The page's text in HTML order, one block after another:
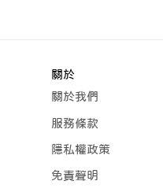
關於
關於我們
服務條款
隱私權政策
免責聲明